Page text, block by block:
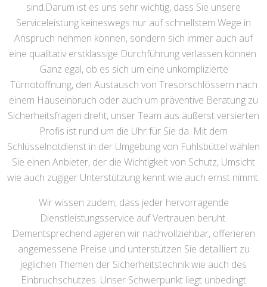
sind.Darum ist es uns sehr wichtig, dass Sie unsere
Serviceleistung keineswegs nur auf schnellstem Wege in
Anspruch nehmen können, sondern sich immer auch auf
eine qualitativ erstklassige Durchführung verlassen können.
Ganz egal, ob es sich um eine unkomplizierte
Türnotöffnung, den Austausch von Tresorschlössern nach
einem Hauseinbruch oder auch um präventive Beratung zu
Sicherheitsfragen dreht, unser Team aus äußerst versierten
Profis ist rund um die Uhr für Sie da. Mit dem
Schlüsselnotdienst in der Umgebung von Fuhlsbüttel wählen
Sie einen Anbieter, der die Wichtigkeit von Schutz, Umsicht
wie auch zügiger Unterstützung kennt wie auch ernst nimmt.
Wir wissen zudem, dass jeder hervorragende
Dienstleistungsservice auf Vertrauen beruht.
Dementsprechend agieren wir nachvollziehbar, offerieren
angemessene Preise und unterstützen Sie detailliert zu
jeglichen Themen der Sicherheitstechnik wie auch des
Einbruchschutzes. Unser Schwerpunkt liegt unbedingt